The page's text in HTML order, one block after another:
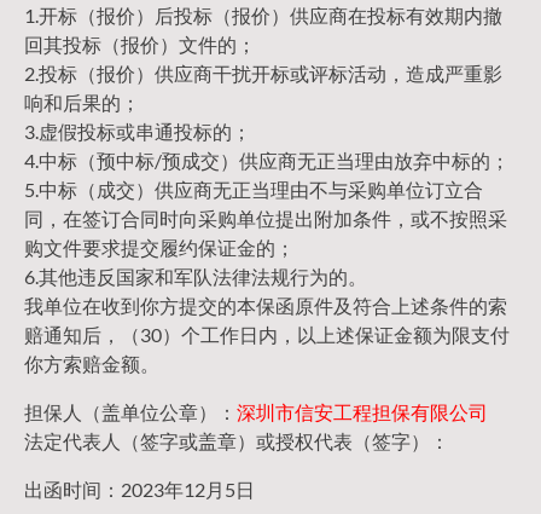
1.开标（报价）后投标（报价）供应商在投标有效期内撤
回其投标（报价）文件的；
2.投标（报价）供应商干扰开标或评标活动，造成严重影
响和后果的；
3.虚假投标或串通投标的；
4.中标（预中标/预成交）供应商无正当理由放弃中标的；
5.中标（成交）供应商无正当理由不与采购单位订立合
同，在签订合同时向采购单位提出附加条件，或不按照采
购文件要求提交履约保证金的；
6.其他违反国家和军队法律法规行为的。
我单位在收到你方提交的本保函原件及符合上述条件的索
赔通知后，（30）个工作日内，以上述保证金额为限支付
你方索赔金额。
担保人（盖单位公章）： 深圳市信安工程担保有限公司
法定代表人（签字或盖章）或授权代表（签字）：
出函时间：2023年12月5日